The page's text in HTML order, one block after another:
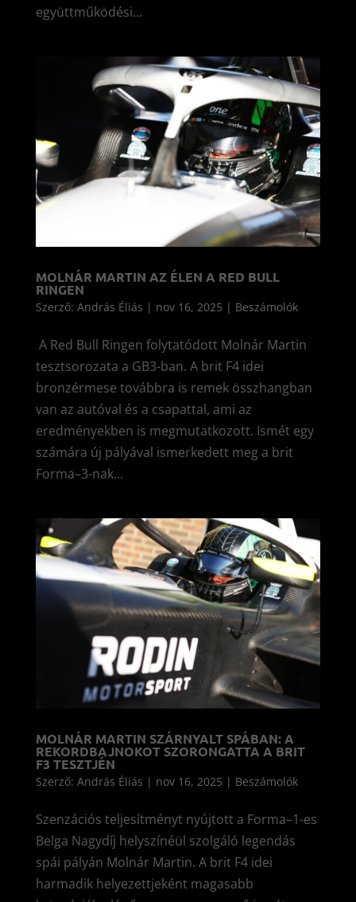
együttműködési...
MOLNÁR MARTIN AZ ÉLEN A RED BULL
RINGEN
Szerző: András Éliás | nov 16, 2025 | Beszámolók
A Red Bull Ringen folytatódott Molnár Martin
tesztsorozata a GB3-ban. A brit F4 idei
bronzérmese továbbra is remek összhangban
van az autóval és a csapattal, ami az
eredményekben is megmutatkozott. Ismét egy
számára új pályával ismerkedett meg a brit
Forma–3-nak...
MOLNÁR MARTIN SZÁRNYALT SPÁBAN: A
REKORDBAJNOKOT SZORONGATTA A BRIT
F3 TESZTJÉN
Szerző: András Éliás | nov 16, 2025 | Beszámolók
Szenzációs teljesítményt nyújtott a Forma–1-es
Belga Nagydíj helyszínéül szolgáló legendás
spái pályán Molnár Martin. A brit F4 idei
harmadik helyezettjeként magasabb